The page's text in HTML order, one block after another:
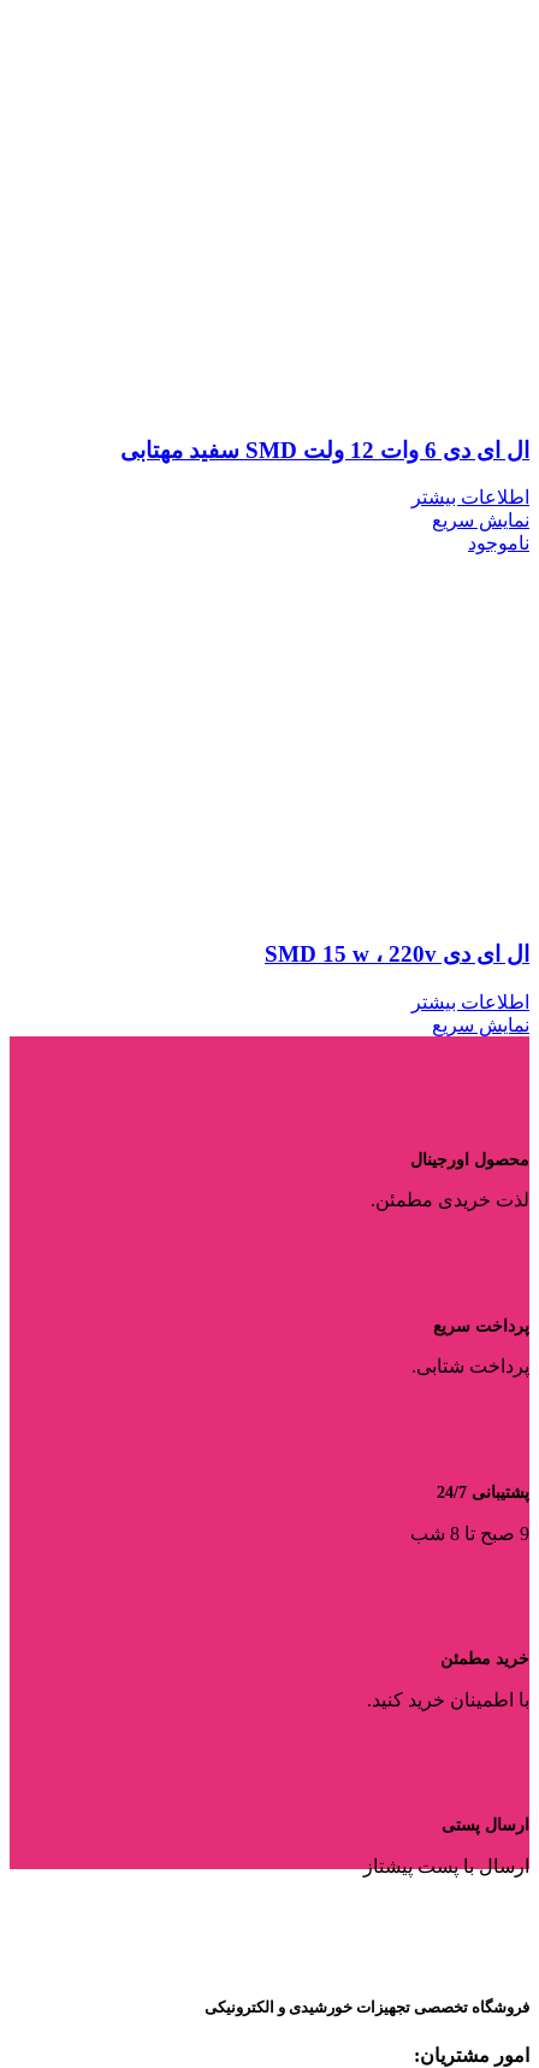
ال ای دی 6 وات 12 ولت SMD سفید مهتابی
اطلاعات بیشتر
نمایش سریع
ناموجود
ال ای دی SMD 15 w ، 220v
اطلاعات بیشتر
نمایش سریع
محصول اورجینال
لذت خریدی مطمئن.
پرداخت سریع
پرداخت شتابی.
پشتیبانی 24/7
9 صبح تا 8 شب
خرید مطمئن
با اطمینان خرید کنید.
ارسال پستی
ارسال با پست پیشتاز
فروشگاه تخصصی تجهیزات خورشیدی و الکترونیکی
امور مشتریان: